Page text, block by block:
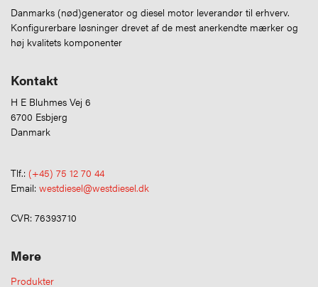
Danmarks (nød)generator og diesel motor leverandør til erhverv.
Konfigurerbare løsninger drevet af de mest anerkendte mærker og
høj kvalitets komponenter
Kontakt
H E Bluhmes Vej 6
6700 Esbjerg
Danmark
Tlf.: (+45) 75 12 70 44
Email: westdiesel@westdiesel.dk
CVR: 76393710
Mere
Produkter